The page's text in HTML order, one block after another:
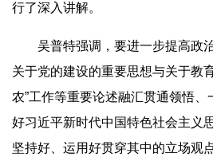
行了深入讲解。
吴普特强调，要进一步提高政
关于党的建设的重要思想与关于教
农”工作等重要论述融汇贯通领悟
好习近平新时代中国特色社会主义
坚持好、运用好贯穿其中的立场观